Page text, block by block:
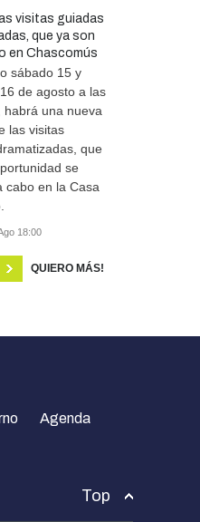
visitas guiadas
que ya son
en Chascomús
sábado 15 y
de agosto a las
habrá una nueva
las visitas
que
se
cabo en la Casa
18:00
QUIERO MÁS!
Agenda
Top